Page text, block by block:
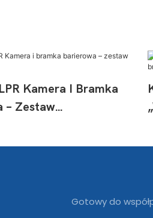
Kamera I Bramka
– Zestaw
Gotowy do